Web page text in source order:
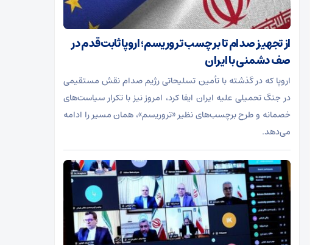
از تجهیز صدام تا برچسب تروریسم؛ اروپا ثابت‌قدم در
صف دشمنی با ایران
اروپا که در گذشته با تأمین تسلیحاتی رژیم صدام نقش مستقیمی
در جنگ تحمیلی علیه ایران ایفا کرد، امروز نیز با تکرار سیاست‌های
خصمانه و طرح برچسب‌های نظیر «تروریسم»، همان مسیر را ادامه
می‌دهد.